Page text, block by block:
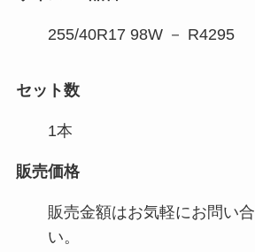
255/40R17 98W － R4295
セット数
1本
販売価格
販売金額はお気軽にお問い
い。